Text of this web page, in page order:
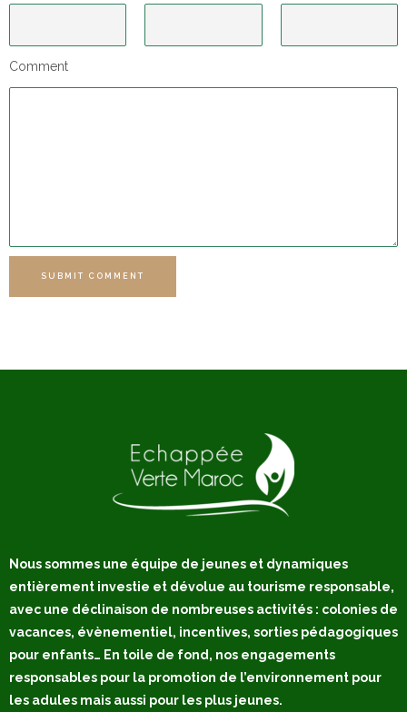
Comment
SUBMIT COMMENT
Nous sommes une équipe de jeunes et dynamiques
entièrement investie et dévolue au tourisme responsable,
avec une déclinaison de nombreuses activités : colonies de
vacances, évènementiel, incentives, sorties pédagogiques
pour enfants… En toile de fond, nos engagements
responsables pour la promotion de l’environnement pour
les adules mais aussi pour les plus jeunes.